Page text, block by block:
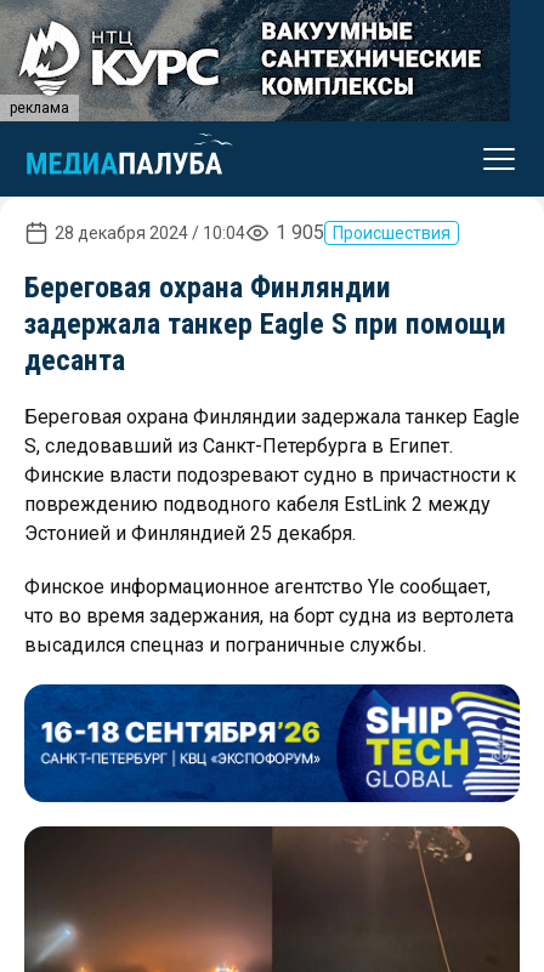
реклама
28 декабря 2024 / 10:04 1 905 Происшествия
Береговая охрана Финляндии
задержала танкер Eagle S при помощи
десанта
Береговая охрана Финляндии задержала танкер Eagle
S, следовавший из Санкт-Петербурга в Египет.
Финские власти подозревают судно в причастности к
повреждению подводного кабеля EstLink 2 между
Эстонией и Финляндией 25 декабря.
Финское информационное агентство Yle сообщает,
что во время задержания, на борт судна из вертолета
высадился спецназ и пограничные службы.